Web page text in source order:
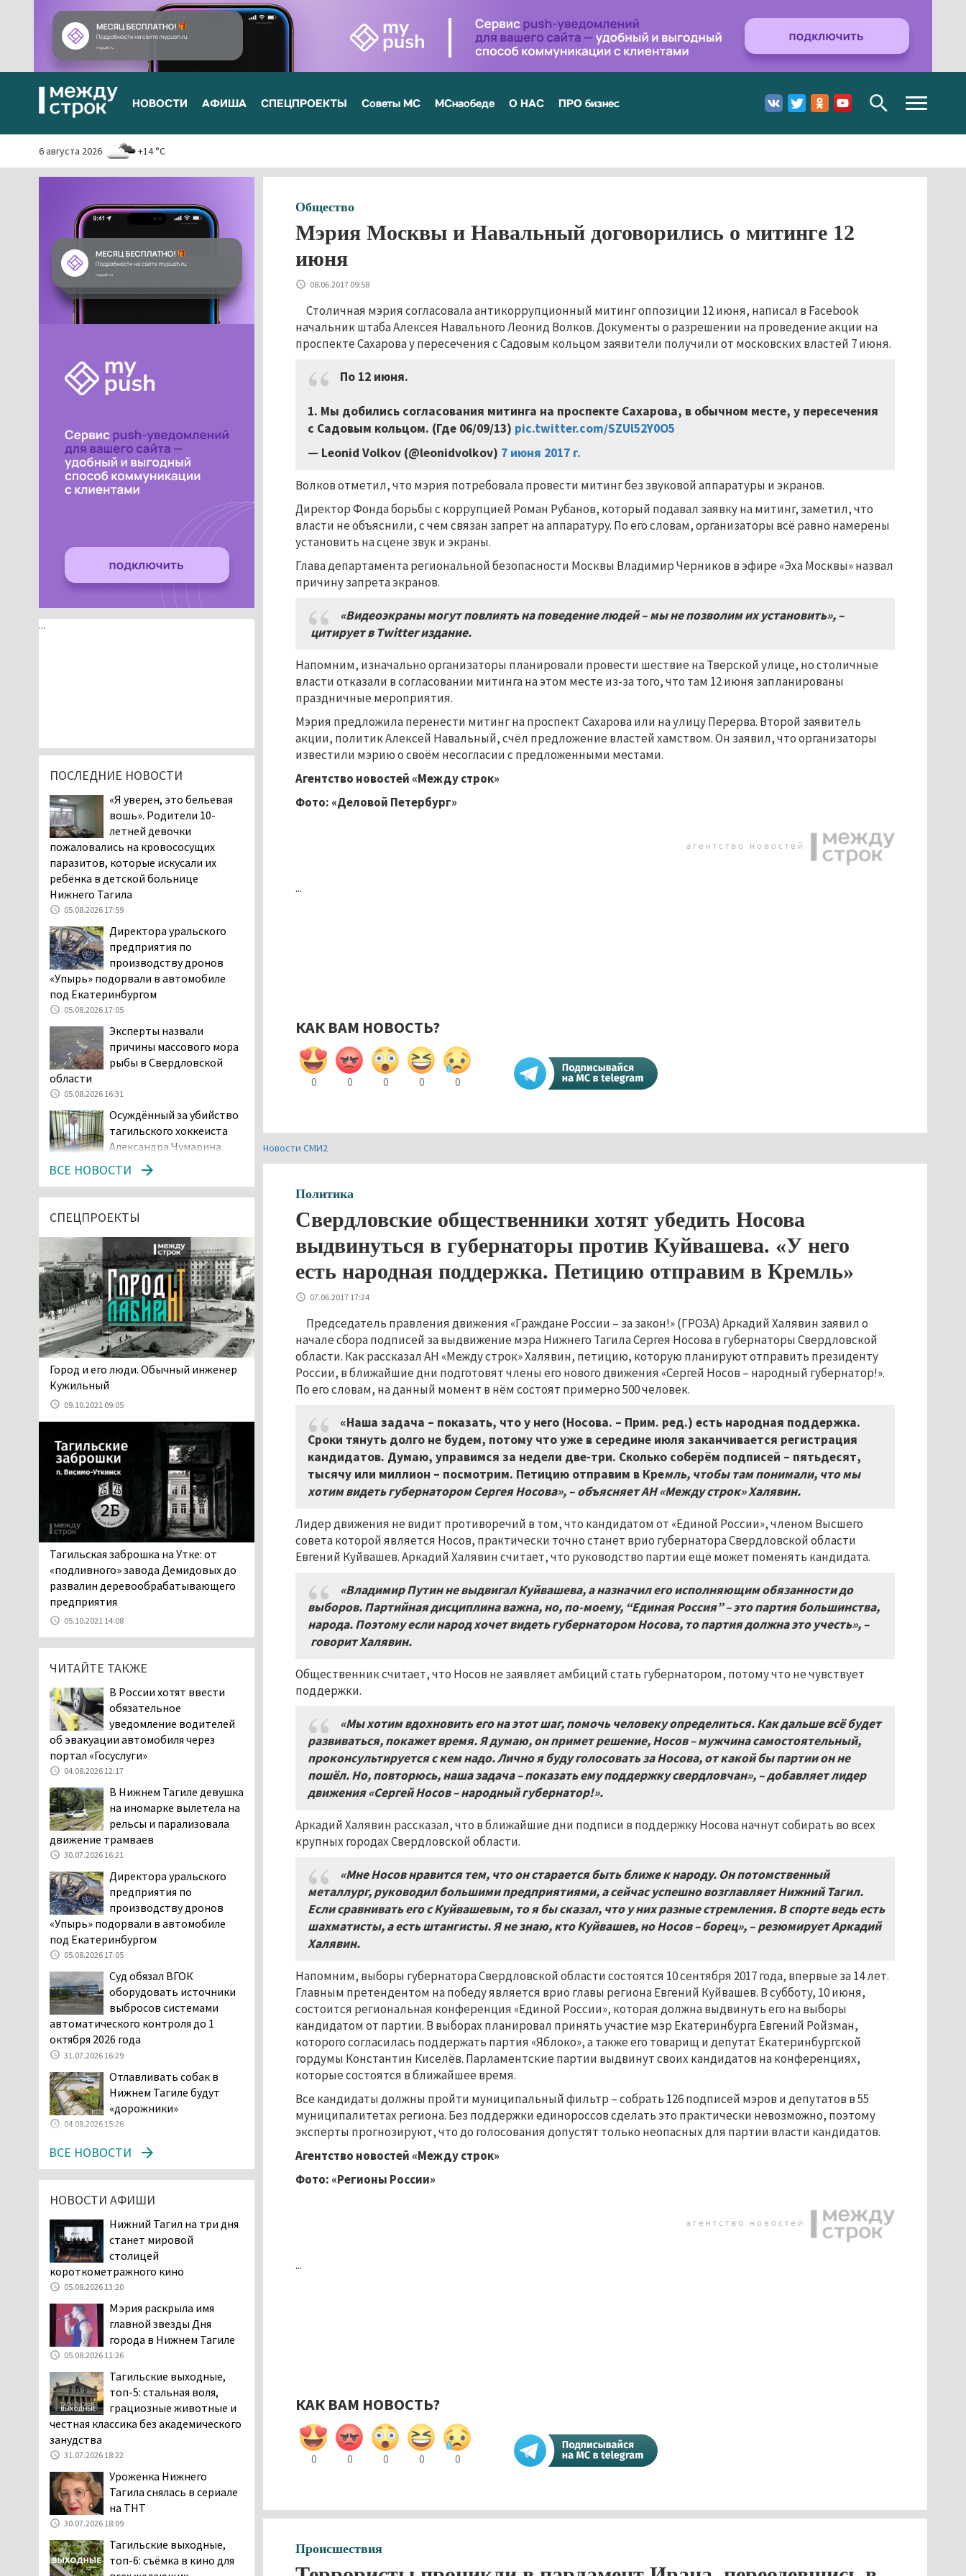
НОВОСТИ АФИША СПЕЦПРОЕКТЫ Советы МС МСнаобеде О НАС ПРО бизнес
Toggle
navigation
6 августа 2026 +14 °C
Общество
Мэрия Москвы и Навальный договорились о митинге 12
июня
08.06.2017 09:58
Столичная мэрия согласовала антикоррупционный митинг оппозиции 12 июня, написал в Facebook
начальник штаба Алексея Навального Леонид Волков. Документы о разрешении на проведение акции на
проспекте Сахарова у пересечения с Садовым кольцом заявители получили от московских властей 7 июня.
По 12 июня.
1. Мы добились согласования митинга на проспекте Сахарова, в обычном месте, у пересечения
с Садовым кольцом. (Где 06/09/13) pic.twitter.com/SZUl52Y0O5
— Leonid Volkov (@leonidvolkov) 7 июня 2017 г.
Волков отметил, что мэрия потребовала провести митинг без звуковой аппаратуры и экранов.
Директор Фонда борьбы с коррупцией Роман Рубанов, который подавал заявку на митинг, заметил, что
власти не объяснили, с чем связан запрет на аппаратуру. По его словам, организаторы всё равно намерены
установить на сцене звук и экраны.
Глава департамента региональной безопасности Москвы Владимир Черников в эфире «Эха Москвы» назвал
причину запрета экранов.
«Видеоэкраны могут повлиять на поведение людей – мы не позволим их установить», –
цитирует в Twitterиздание.
Напомним, изначально организаторы планировали провести шествие на Тверской улице, но столичные
власти отказали в согласовании митинга на этом месте из-за того, что там 12 июня запланированы
праздничные мероприятия.
Мэрия предложила перенести митинг на проспект Сахарова или на улицу Перерва. Второй заявитель
акции, политик Алексей Навальный, счёл предложение властей хамством. Он заявил, что организаторы
известили мэрию о своём несогласии с предложенными местами.
Агентство новостей «Между строк»
Фото: «Деловой Петербург»
...
КАК ВАМ НОВОСТЬ?
0 0 0 0 0
Новости СМИ2
Политика
Свердловские общественники хотят убедить Носова
выдвинуться в губернаторы против Куйвашева. «У него
есть народная поддержка. Петицию отправим в Кремль»
07.06.2017 17:24
Председатель правления движения «Граждане России – за закон!» (ГРОЗА) Аркадий Халявин заявил о
начале сбора подписей за выдвижение мэра Нижнего Тагила Сергея Носова в губернаторы Свердловской
области. Как рассказал АН «Между строк» Халявин, петицию, которую планируют отправить президенту
России, в ближайшие дни подготовят члены его нового движения «Сергей Носов – народный губернатор!».
По его словам, на данный момент в нём состоят примерно 500 человек.
«Наша задача – показать, что у него (Носова. – Прим. ред.) есть народная поддержка.
Сроки тянуть долго не будем, потому что уже в середине июля заканчивается регистрация
кандидатов. Думаю, управимся за недели две-три. Сколько соберём подписей – пятьдесят,
тысячу или миллион – посмотрим. Петицию отправим в Кремль, чтобы там понимали, что мы
хотим видеть губернатором Сергея Носова», –объясняет АН «Между строк» Халявин.
Лидер движения не видит противоречий в том, что кандидатом от «Единой России», членом Высшего
совета которой является Носов, практически точно станет врио губернатора Свердловской области
Евгений Куйвашев. Аркадий Халявин считает, что руководство партии ещё может поменять кандидата.
«Владимир Путин не выдвигал Куйвашева, а назначил его исполняющим обязанности до
выборов. Партийная дисциплина важна, но, по-моему, “Единая Россия” – это партия большинства,
народа. Поэтому если народ хочет видеть губернатором Носова, то партия должна это учесть», –
говорит Халявин.
Общественник считает, что Носов не заявляет амбиций стать губернатором, потому что не чувствует
поддержки.
«Мы хотим вдохновить его на этот шаг, помочь человеку определиться. Как дальше всё будет
развиваться, покажет время. Я думаю, он примет решение, Носов – мужчина самостоятельный,
проконсультируется с кем надо. Лично я буду голосовать за Носова, от какой бы партии он не
пошёл. Но, повторюсь, наша задача – показать ему поддержку свердловчан», –добавляет лидер
движения «Сергей Носов – народный губернатор!».
Аркадий Халявин рассказал, что в ближайшие дни подписи в поддержку Носова начнут собирать во всех
крупных городах Свердловской области.
«Мне Носов нравится тем, что он старается быть ближе к народу. Он потомственный
металлург, руководил большими предприятиями, а сейчас успешно возглавляет Нижний Тагил.
Если сравнивать его с Куйвашевым, то я бы сказал, что у них разные стремления. В спорте ведь есть
шахматисты, а есть штангисты. Я не знаю, кто Куйвашев, но Носов – борец», –резюмирует Аркадий
Халявин.
Напомним, выборы губернатора Свердловской области состоятся 10 сентября 2017 года, впервые за 14 лет.
Главным претендентом на победу является врио главы региона Евгений Куйвашев. В субботу, 10 июня,
состоится региональная конференция «Единой России», которая должна выдвинуть его на выборы
кандидатом от партии. В выборах планировал принять участие мэр Екатеринбурга Евгений Ройзман,
которого согласилась поддержать партия «Яблоко», а также его товарищ и депутат Екатеринбургской
гордумы Константин Киселёв. Парламентские партии выдвинут своих кандидатов на конференциях,
которые состоятся в ближайшее время.
Все кандидаты должны пройти муниципальный фильтр – собрать 126 подписей мэров и депутатов в 55
муниципалитетах региона. Без поддержки единороссов сделать это практически невозможно, поэтому
эксперты прогнозируют, что до голосования допустят только неопасных для партии власти кандидатов.
Агентство новостей «Между строк»
Фото: «Регионы России»
...
КАК ВАМ НОВОСТЬ?
0 0 0 0 0
Происшествия
...
ПОСЛЕДНИЕ НОВОСТИ
«Я уверен, это бельевая
вошь». Родители 10-
летней девочки
пожаловались на кровососущих
паразитов, которые искусали их
ребёнка в детской больнице
Нижнего Тагила
05.08.2026 17:59
Директора уральского
предприятия по
производству дронов
«Упырь» подорвали в автомобиле
под Екатеринбургом
05.08.2026 17:05
Эксперты назвали
причины массового мора
рыбы в Свердловской
области
05.08.2026 16:31
Осуждённый за убийство
тагильского хоккеиста
Александра Чумарина
Самат Хазипов в очередной раз
попал на скамью подсудимых
Уральского депутата
назвавшего незамужних
женщин неполноценными людьми, а
неженатых мужчин — инвалидами,
проверит прокуратура (ВИДЕО)
05.08.2026 14:40
На водоёмах
Свердловской области с
начала купального сезона
погиб 21 человек
станет мировой
столицей
короткометражного кино
05.08.2026 13:20
Мэрия раскрыла имя
главной звезды Дня
города в Нижнем Тагиле
В Нижнем Тагиле
разыскивают 45-летнего
Виталия Говорухина
Во втором квартале
текущего года
мошенники украли у
рублей
05.08.2026 10:58
Жителей центра Нижнего
Тагила напугала система
оповещения о
04.08.2026 17:57
«Выезжать на круговое
движение здесь очень
опасно: машин, которые
Тагильчане пожаловались на плохой
обзор из-за высокой травы у дороги
на перекрёстке улиц Серова и
Первомайской
04.08.2026 16:53
Нижнем Тагиле будут
«дорожники»
04.08.2026 15:26
На фоне острой нехватки
полицейских в Нижнем
подростковая преступность
04.08.2026 14:58
Нижний Тагил — лидер по
при утилизации
строительного мусора
04.08.2026 13:45
Как достать соседа-
полицейского. В Нижнем
Тагиле жильцы частного
сектора ведут между собой
затяжную, бессмысленную и
беспощадную «психологическую
04.08.2026 12:30
В Нижнем Тагиле после
вмешательства
многоквартирных дома признаны
аварийными и подлежащими сносу
04.08.2026 12:19
обязательное
об эвакуации автомобиля через
портал «Госуслуги»
04.08.2026 12:17
выдвинули своих
кандидатов на выборах в
ВСЕ НОВОСТИ
СПЕЦПРОЕКТЫ
​​​​​​​Город и его люди. Обычный инженер
Кужильный
09.10.2021 09:05
Тагильская заброшка на Утке: от
«подливного» завода Демидовых до
развалин деревообрабатывающего
предприятия
05.10.2021 14:08
ЧИТАЙТЕ ТАКЖЕ
В России хотят ввести
обязательное
уведомление водителей
об эвакуации автомобиля через
портал «Госуслуги»
04.08.2026 12:17
В Нижнем Тагиле девушка
на иномарке вылетела на
рельсы и парализовала
движение трамваев
30.07.2026 16:21
Директора уральского
предприятия по
производству дронов
«Упырь» подорвали в автомобиле
под Екатеринбургом
05.08.2026 17:05
Суд обязал ВГОК
оборудовать источники
выбросов системами
автоматического контроля до 1
октября 2026 года
31.07.2026 16:29
Отлавливать собак в
Нижнем Тагиле будут
«дорожники»
04.08.2026 15:26
ВСЕ НОВОСТИ
НОВОСТИ АФИШИ
Нижний Тагил на три дня
станет мировой
столицей
короткометражного кино
05.08.2026 13:20
Мэрия раскрыла имя
главной звезды Дня
города в Нижнем Тагиле
05.08.2026 11:26
Тагильские выходные,
топ-5: стальная воля,
грациозные животные и
честная классика без академического
занудства
31.07.2026 18:22
Уроженка Нижнего
Тагила снялась в сериале
на ТНТ
30.07.2026 18:09
Тагильские выходные,
топ-6: съёмка в кино для